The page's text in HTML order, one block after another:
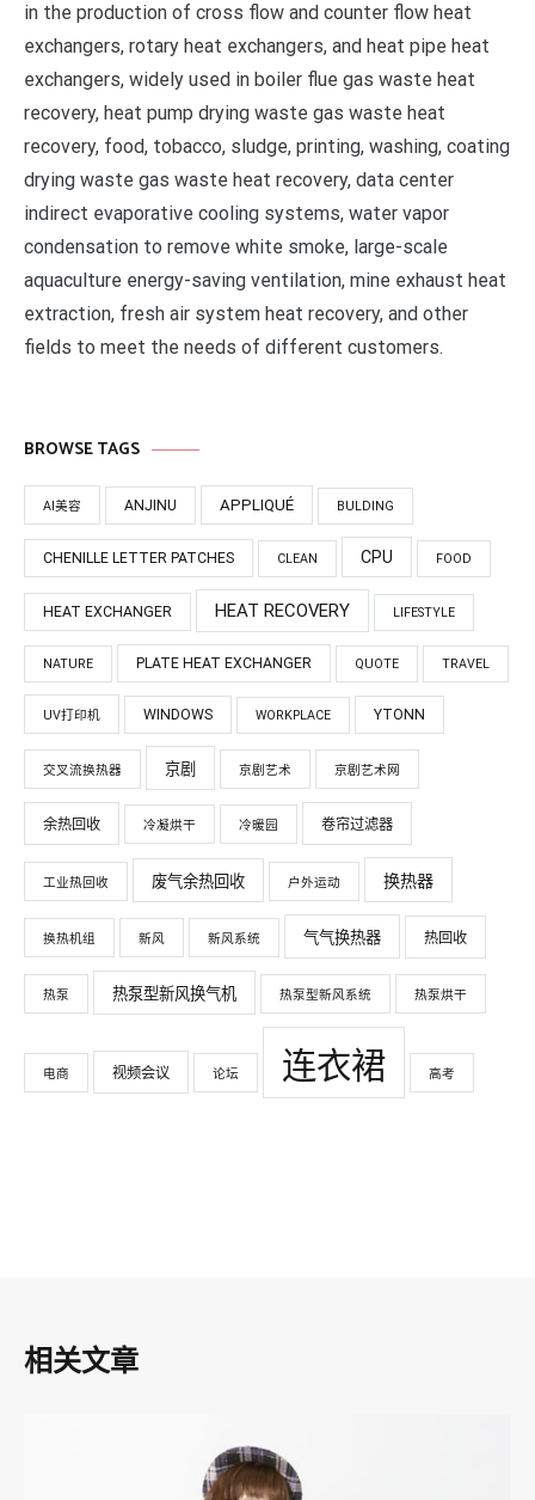
in the production of cross flow and counter flow heat
exchangers, rotary heat exchangers, and heat pipe heat
exchangers, widely used in boiler flue gas waste heat
recovery, heat pump drying waste gas waste heat
recovery, food, tobacco, sludge, printing, washing, coating
drying waste gas waste heat recovery, data center
indirect evaporative cooling systems, water vapor
condensation to remove white smoke, large-scale
aquaculture energy-saving ventilation, mine exhaust heat
extraction, fresh air system heat recovery, and other
fields to meet the needs of different customers.
BROWSE TAGS
AI美容 ANJINU APPLIQUÉ BULDING
CHENILLE LETTER PATCHES CLEAN CPU FOOD
HEAT EXCHANGER HEAT RECOVERY LIFESTYLE
NATURE PLATE HEAT EXCHANGER QUOTE TRAVEL
UV打印机 WINDOWS WORKPLACE YTONN
交叉流换热器 京剧 京剧艺术 京剧艺术网
余热回收 冷凝烘干 冷暖园 卷帘过滤器
工业热回收 废气余热回收 户外运动 换热器
换热机组 新风 新风系统 气气换热器 热回收
热泵 热泵型新风换气机 热泵型新风系统 热泵烘干
电商 视频会议 论坛 连衣裙 高考
相关文章